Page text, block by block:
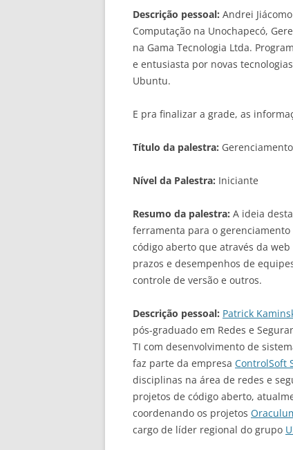
Descrição pessoal: Andrei
Computação na Unochapecó,
na Gama Tecnologia Ltda.
e entusiasta por novas
Ubuntu.
E pra finalizar a grade, as
Título da palestra:
Nível da Palestra: Iniciante
Resumo da palestra: A ideia
ferramenta para o
código aberto que através da
prazos e desempenhos de
controle de versão e outros.
Descrição pessoal: Patrick
pós-graduado em Redes e
TI com desenvolvimento de
faz parte da empresa ControlSoft
disciplinas na área de redes e
projetos de código aberto,
coordenando os projetos
cargo de líder regional do grupo